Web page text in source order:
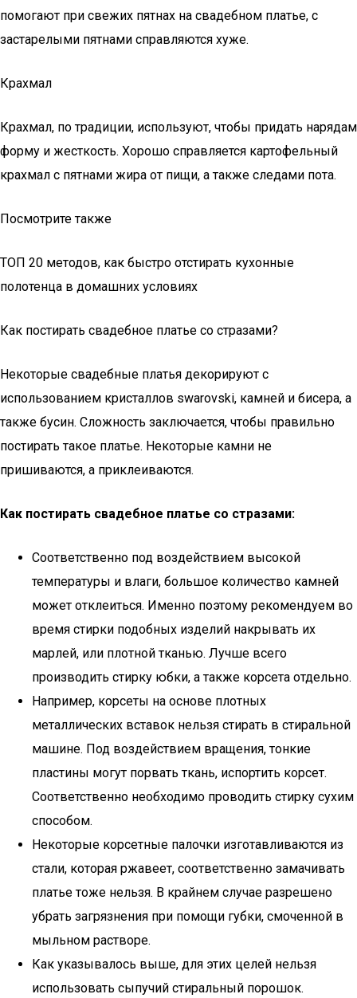
помогают при свежих пятнах на свадебном платье, с
застарелыми пятнами справляются хуже.
Крахмал
Крахмал, по традиции, используют, чтобы придать нарядам
форму и жесткость. Хорошо справляется картофельный
крахмал с пятнами жира от пищи, а также следами пота.
Посмотрите также
ТОП 20 методов, как быстро отстирать кухонные
полотенца в домашних условиях
Как постирать свадебное платье со стразами?
Некоторые свадебные платья декорируют с
использованием кристаллов swarovski, камней и бисера, а
также бусин. Сложность заключается, чтобы правильно
постирать такое платье. Некоторые камни не
пришиваются, а приклеиваются.
Как постирать свадебное платье со стразами:
Соответственно под воздействием высокой
температуры и влаги, большое количество камней
может отклеиться. Именно поэтому рекомендуем во
время стирки подобных изделий накрывать их
марлей, или плотной тканью. Лучше всего
производить стирку юбки, а также корсета отдельно.
Например, корсеты на основе плотных
металлических вставок нельзя стирать в стиральной
машине. Под воздействием вращения, тонкие
пластины могут порвать ткань, испортить корсет.
Соответственно необходимо проводить стирку сухим
способом.
Некоторые корсетные палочки изготавливаются из
стали, которая ржавеет, соответственно замачивать
платье тоже нельзя. В крайнем случае разрешено
убрать загрязнения при помощи губки, смоченной в
мыльном растворе.
Как указывалось выше, для этих целей нельзя
использовать сыпучий стиральный порошок.